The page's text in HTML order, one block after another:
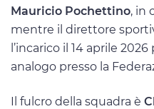
Mauricio Pochettino, in
mentre il direttore
l’incarico il 14 aprile
analogo presso la
Il fulcro della squadra è